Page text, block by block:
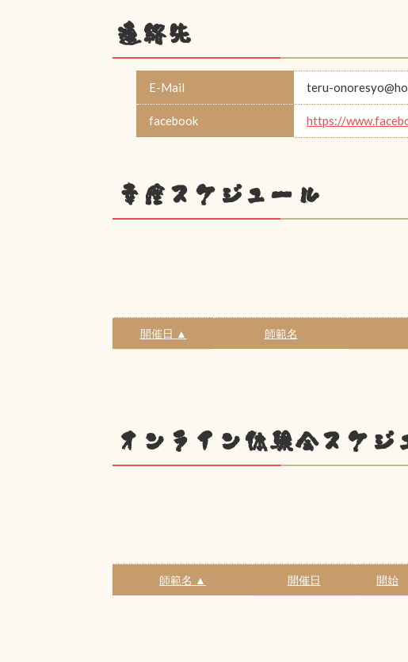
連絡先
E-Mail teru-
facebook https://
幸座スケジュール
開催日 ▲ 師範名
オンライン体験会スケジ
師範名 ▲ 開催日 開始